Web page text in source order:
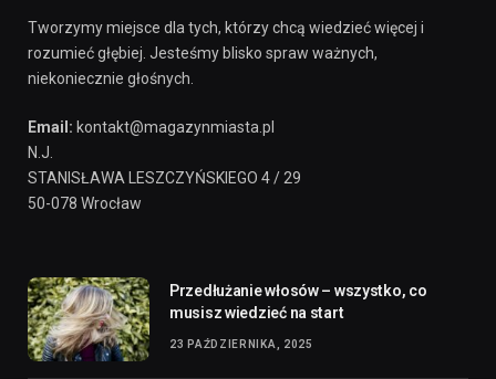
Tworzymy miejsce dla tych, którzy chcą wiedzieć więcej i
rozumieć głębiej. Jesteśmy blisko spraw ważnych,
niekoniecznie głośnych.
Email: kontakt@magazynmiasta.pl
N.J.
STANISŁAWA LESZCZYŃSKIEGO 4 / 29
50-078 Wrocław
Przedłużanie włosów – wszystko, co
musisz wiedzieć na start
23 PAŹDZIERNIKA, 2025